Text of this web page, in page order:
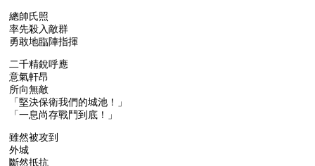
總帥氏照
率先殺入敵群
勇敢地臨陣指揮
二千精銳呼應
意氣軒昂
所向無敵
「堅決保衛我們的城池！」
「一息尚存戰鬥到底！」
雖然被攻到
外城
斷然抵抗